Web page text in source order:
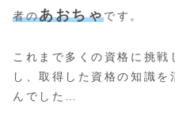
者のあおちゃです。
これまで多くの資格に挑戦
し、取得した資格の知識
んでした…